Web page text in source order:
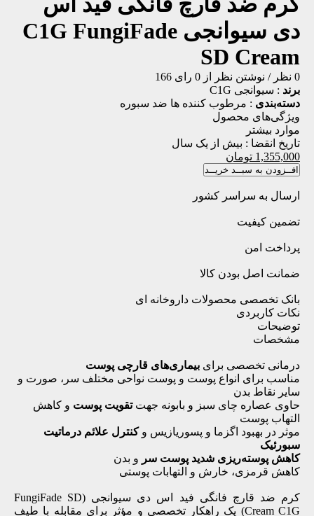
دی سیوانجی C1G FungiFade
SD Cream
0 نظر / نوشتن نظر از 0 رای
166
برند : سیوانجی C1G
دسته‌بندی : مرطوب کننده ها ضد سبوره
ویژگی‌های محصول
موارد بیشتر
تاریخ انقضا : بیش از یک سال
1,355,000 تومان
افــزودن به سبــد خریــد
ارسال به سراسر کشور
تضمین کیفیت
پرداخت امن
ضمانت اصل بودن کالا
بانک تخصصی محصولات داروخانه ای
نکات کاربردی
توضیحات
مشخصات
درمانی تخصصی برای بیماری‌های قارچی پوست
مناسب برای انواع پوست و پوست نواحی مختلف سر، صورت و
سایر نقاط بدن
حاوی عصاره چای سبز و بابونه جهتتقویت پوست و کاهش
التهاب پوست
موثر در بهبود اگزما و پسوریازیس و کنترل علائم درماتیت
سبورئیک
کاهش پوسته‌ریزی شدید پوست سر و بدن
کاهش قرمزی، خارش و التهابات پوستی
کرم ضد قارچ فانگی فید اس دی سیوانجی (FungiFade SD
Cream C1G) یک راهکار تخصصی و مؤثر برای مقابله با طیف